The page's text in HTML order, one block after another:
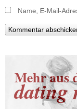
Name, E-Mail-
Mehr aus
dating